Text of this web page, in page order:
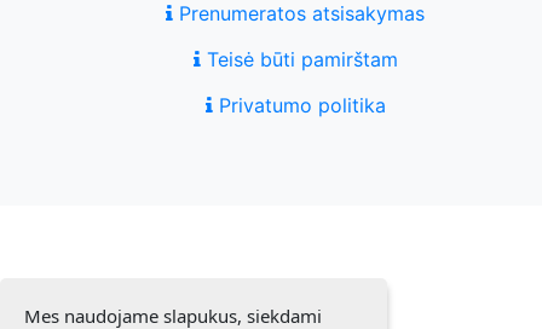
Prenumeratos atsisakymas
Teisė būti pamirštam
Privatumo politika
Mes naudojame slapukus, siekdami